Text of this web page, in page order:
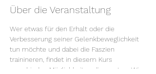
Über die Veranstaltung
Wer etwas für den Erhalt oder die
Verbesserung seiner Gelenkbeweglichkeit
tun möchte und dabei die Faszien
trainineren, findet in diesem Kurs
verschieden Möglichkeiten dies zu tun. Wir